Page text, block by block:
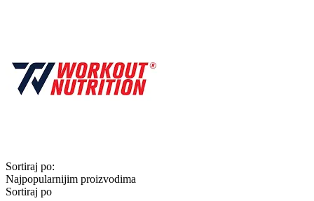
Sortiraj po:
Najpopularnijim proizvodima
Sortiraj po